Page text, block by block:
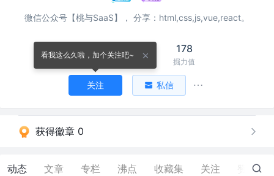
微信公众号【桃与SaaS】， 分享：html,css,js,vue,react。
关注 关注者
178
掘力值
看我这么久啦，加个关注吧~
关注 私信
获得徽章 0
动态 文章 专栏 沸点 收藏集 关注 60